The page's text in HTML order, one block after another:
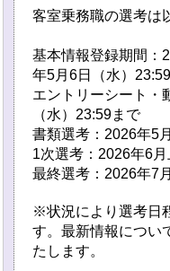
客室乗務職の選考は
基本情報登録期間：
年5月6日（水）
エントリーシート・
（水）23:59まで
書類選考：2026年5
1次選考：2026年6
最終選考：2026年7
※状況により選考日
す。最新情報につい
たします。